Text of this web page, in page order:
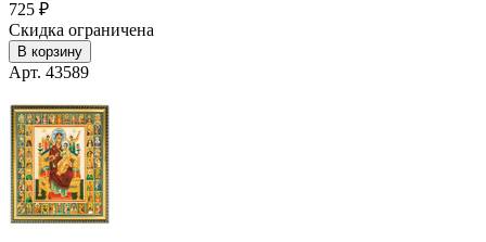
725 ₽
Скидка ограничена
В корзину
Арт. 43589